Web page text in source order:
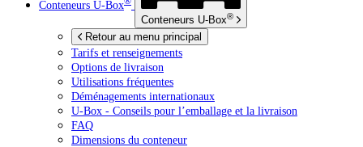
Conteneurs U-Box
Conteneurs U-Box®
Retour au menu principal
Tarifs et renseignements
Options de livraison
Utilisations fréquentes
Déménagements internationaux
U-Box - Conseils pour l’emballage et la livraison
FAQ
Dimensions du conteneur